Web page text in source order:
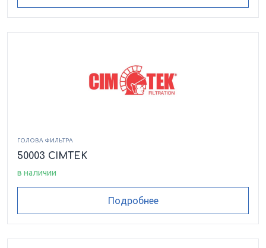
ГОЛОВА ФИЛЬТРА
50003 CIMTEK
в наличии
Подробнее